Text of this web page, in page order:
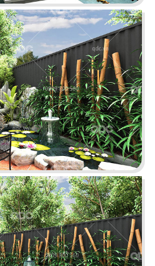
ICON
Foodcourt với một không
dấu ấn xứ sở chùa Vàng
Chi tiết